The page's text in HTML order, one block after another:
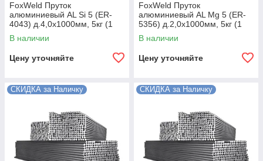
FoxWeld Пруток
алюминиевый АL Si 5 (ER-
4043) д.4,0х1000мм, 5кг (1
пачка, пр-во FoxWeld/КНР)
В наличии
Цену уточняйте
FoxWeld Пруток
алюминиевый АL Мg 5 (ER-
5356) д.2,0х1000мм, 5кг (1
пачка, пр-во FoxWeld/КНР)
В наличии
Цену уточняйте
СКИДКА за Наличку СКИДКА за Наличку